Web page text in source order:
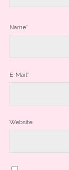
Name*
E-Mail*
Website